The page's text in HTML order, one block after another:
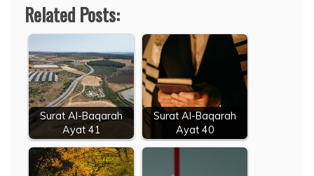
Related Posts:
Surat Al-Baqarah
Ayat 41
Surat Al-Baqarah
Ayat 40